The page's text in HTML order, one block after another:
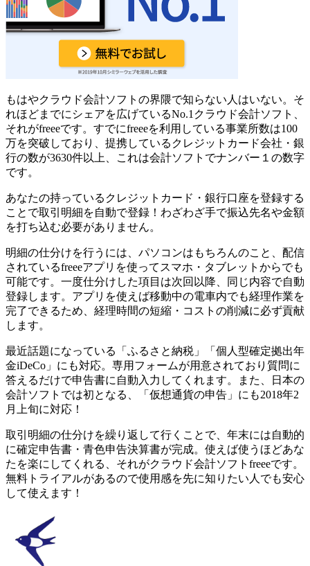
もはやクラウド会計ソフトの界隈で知らない人はいない。そ
れほどまでにシェアを広げているNo.1クラウド会計ソフト、
それがfreeeです。 すでにfreeeを利用している事業所数は100
万を突破 しており、提携しているクレジットカード会社・銀
行の数が3630件以上、これは会計ソフトでナンバー１の数字
です。
あなたの持っているクレジットカード・銀行口座を登録する
ことで取引明細を自動で登録！わざわざ手で振込先名や金額
を打ち込む必要がありません。
明細の仕分けを行うには、パソコンはもちろんのこと、配信
されているfreeeアプリを使ってスマホ・タブレットからでも
可能です。一度仕分けした項目は次回以降、同じ内容で自動
登録します。アプリを使えば移動中の電車内でも経理作業を
完了できるため、経理時間の短縮・コストの削減に必ず貢献
します。
最近話題になっている
「ふるさと納税」「個人型確定拠出年
金iDeCo」にも対応。専用フォームが用意されており質問に
答えるだけで申告書に自動入力してくれます。
また、日本の
会計ソフトでは初となる、
「仮想通貨の申告」にも2018年2
月上旬に対応！
取引明細の仕分けを繰り返して行くことで、 年末には自動的
に確定申告書・青色申告決算書が完成。使えば使うほどあな
たを楽にしてくれる、それがクラウド会計ソフトfreeeです。
無料トライアルがあるので使用感を先に知りたい人でも安心
して使えます！